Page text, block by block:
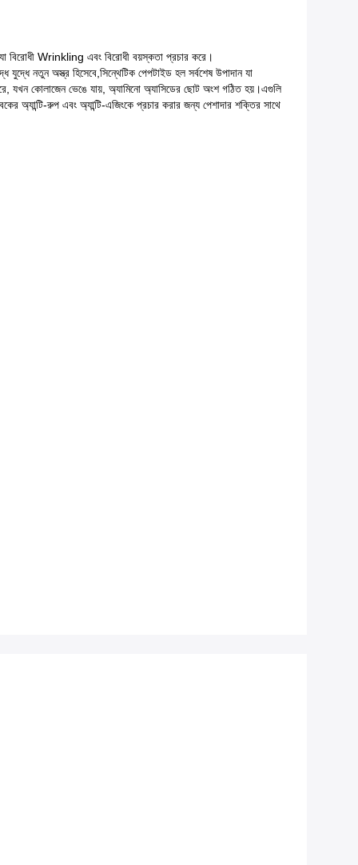
যা বিরোধী Wrinkling এবং বিরোধী বয়স্কতা প্রচার করে।
নতুন অস্ত্র হিসেবে,সিন্থেটিক পেপটাইড হল সর্বশেষ উপাদান যা
যখন কোলাজেন ভেঙে যায়, অ্যামিনো অ্যাসিডের ছোট অংশ গঠিত হয়।এগুলি
অ্যান্টি-রুপ এবং অ্যান্টি-এজিংকে প্রচার করার জন্য পেশাদার শক্তির সাথে